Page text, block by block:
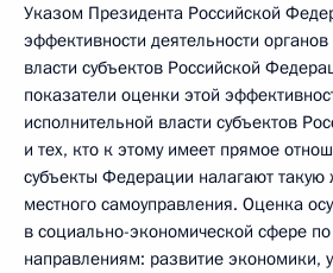
Указом Президента Российской
эффективности деятельности
власти субъектов Российской
показатели оценки этой
исполнительной власти субъектов
и тех, кто к этому имеет прямое
субъекты Федерации налагают
местного самоуправления. Оценка
в социально-экономической сфере
направлениям: развитие экономики,